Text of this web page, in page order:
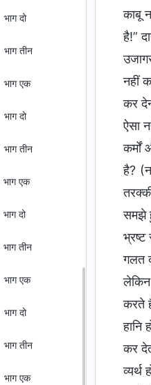
भाग दो
भाग तीन
भाग एक
भाग दो
भाग तीन
भाग एक
भाग दो
भाग तीन
भाग एक
भाग दो
भाग तीन
भाग एक
काबू
है!”
नहीं
कर
ऐसा
कर्मों
है?
समझे
भ्रष्ट
गलत
लेकिन
करते
हानि
कर
व्यर्थ